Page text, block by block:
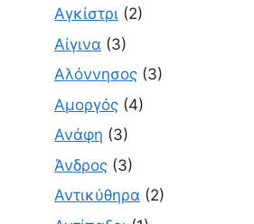
Αγκίστρι (2)
Αίγινα (3)
Αλόννησος (3)
Αμοργός (4)
Ανάφη (3)
Άνδρος (3)
Αντικύθηρα (2)